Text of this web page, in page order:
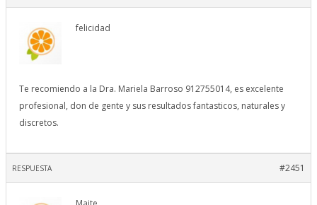
felicidad
Te recomiendo a la Dra. Mariela Barroso 912755014, es excelente
profesional, don de gente y sus resultados fantasticos, naturales y
discretos.
#2451
RESPUESTA